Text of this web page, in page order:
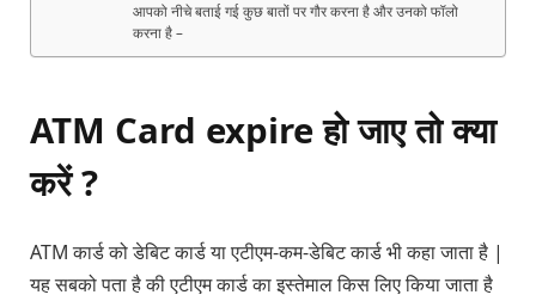
आपको नीचे बताई गई कुछ बातों पर गौर करना है और उनको फॉलो
करना है –
ATM Card expire हो जाए तो क्या
करें ?
ATM कार्ड को डेबिट कार्ड या एटीएम-कम-डेबिट कार्ड भी कहा जाता है |
यह सबको पता है की एटीएम कार्ड का इस्तेमाल किस लिए किया जाता है